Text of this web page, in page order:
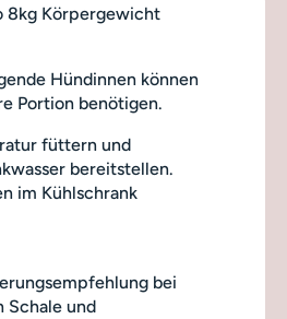
8kg Körpergewicht
Hündinnen können
Portion benötigen.
füttern und
bereitstellen.
im Kühlschrank
bei
Schale und